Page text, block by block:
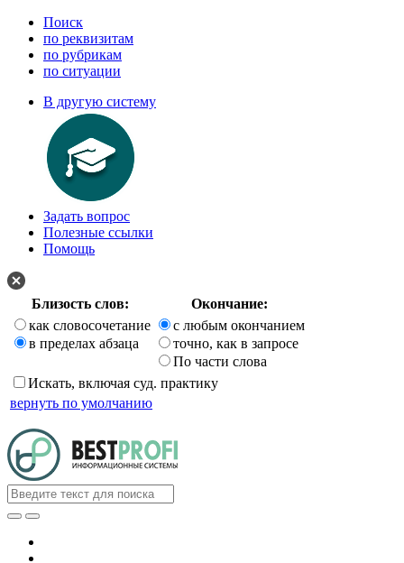
Поиск
по реквизитам
по рубрикам
по ситуации
В другую систему
Задать вопрос
Полезные ссылки
Помощь
Близость слов:
Окончание:
как словосочетание
в пределах абзаца
с любым окончанием
точно, как в запросе
По части слова
Искать, включая суд. практику
вернуть по умолчанию